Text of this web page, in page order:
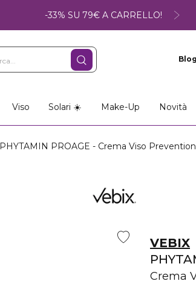
-33% SU 79€ A CARRELLO!
Blog
Viso Solari ☀️ Make-Up Novità
PHYTAMIN PROAGE - Crema Viso Prevention
VEBIX
Crema